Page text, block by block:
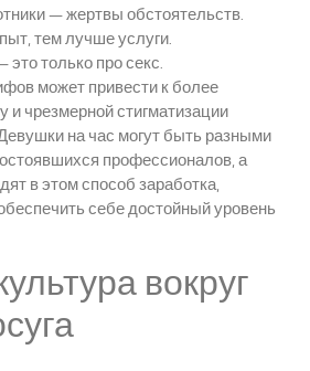
— жертвы обстоятельств.
тем лучше услуги.
только про секс.
может привести к более
чрезмерной стигматизации
на час могут быть разными
профессионалов, а
в этом способ заработка,
себе достойный уровень
вокруг